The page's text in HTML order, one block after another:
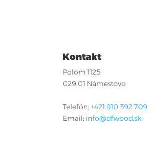
Kontakt
Polom 1125
029 01 Námestovo
Telefón: +421 910 392 709
Email: info@dfwood.sk